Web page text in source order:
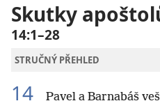
Skutky
14:1–28
STRUČNÝ PŘEHLED
14
Pavel a Barnabáš